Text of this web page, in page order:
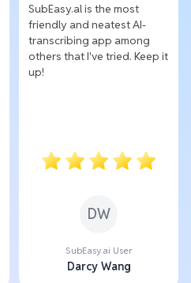
SubEasy.al is the most
friendly and neatest AI-
transcribing app among
others that I've tried. Keep it
up!
DW
SubEasy.ai User
Darcy Wang